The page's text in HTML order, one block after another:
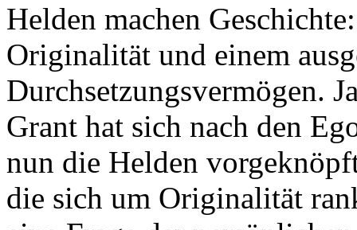
Helden machen
Originalität und einem
Durchsetzungsvermögen.
Grant hat sich nach den
nun die Helden
die sich um Originalität